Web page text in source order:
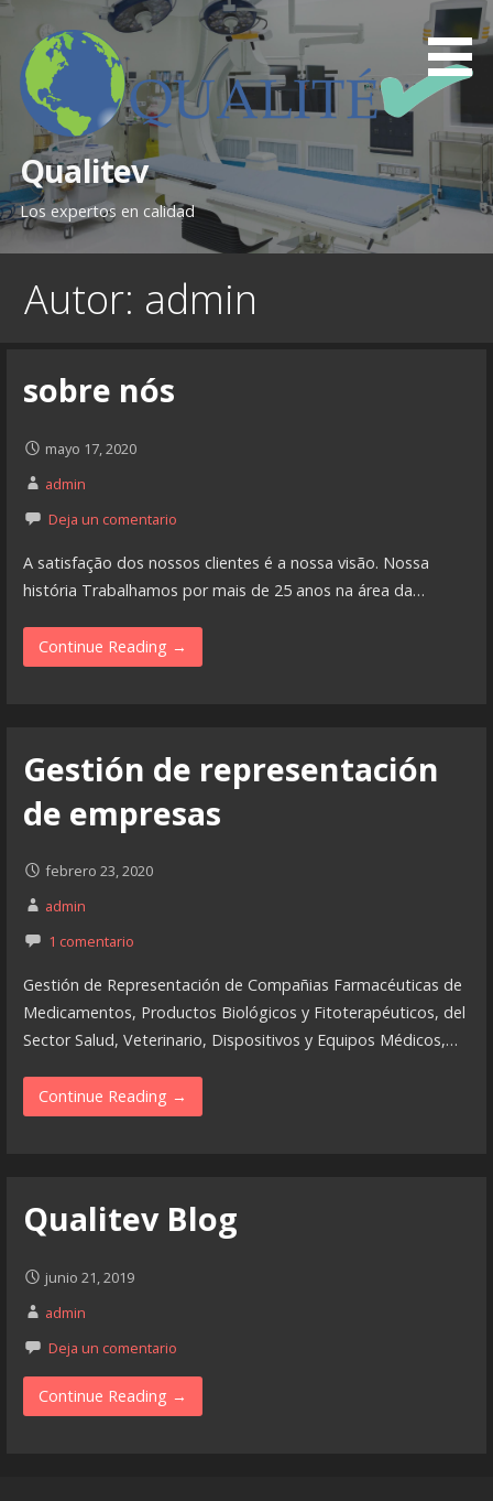
contenido
Qualitev
Los expertos en calidad
Autor: admin
sobre nós
mayo 17, 2020
admin
Deja un comentario
A satisfação dos nossos clientes é a nossa visão. Nossa
história Trabalhamos por mais de 25 anos na área da…
Continue Reading →
Gestión de representación
de empresas
febrero 23, 2020
admin
1 comentario
Gestión de Representación de Compañias Farmacéuticas de
Medicamentos, Productos Biológicos y Fitoterapéuticos, del
Sector Salud, Veterinario, Dispositivos y Equipos Médicos,…
Continue Reading →
Qualitev Blog
junio 21, 2019
admin
Deja un comentario
Continue Reading →